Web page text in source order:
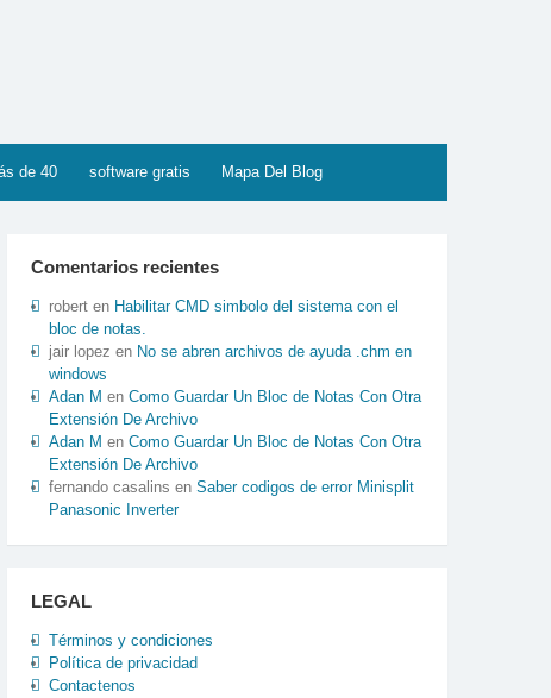
de 40 software gratis Mapa Del Blog
Comentarios recientes
roberten Habilitar CMD simbolo del sistema con el
bloc de notas.
jair lopez en No se abren archivos de ayuda .chm en
windows
Adan M en Como Guardar Un Bloc de Notas Con Otra
Extensión De Archivo
Adan M en Como Guardar Un Bloc de Notas Con Otra
Extensión De Archivo
fernando casalins en Saber codigos de error Minisplit
Panasonic Inverter
LEGAL
Términos y condiciones
Política de privacidad
Contactenos